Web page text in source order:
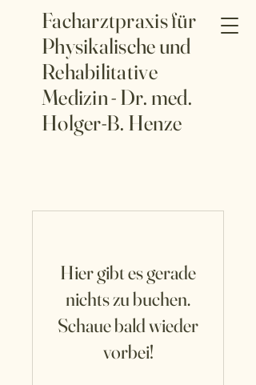
Facharztpraxis für
Physikalische und
Rehabilitative
Medizin - Dr. med.
Holger-B. Henze
Hier gibt es gerade
nichts zu buchen.
Schaue bald wieder
vorbei!